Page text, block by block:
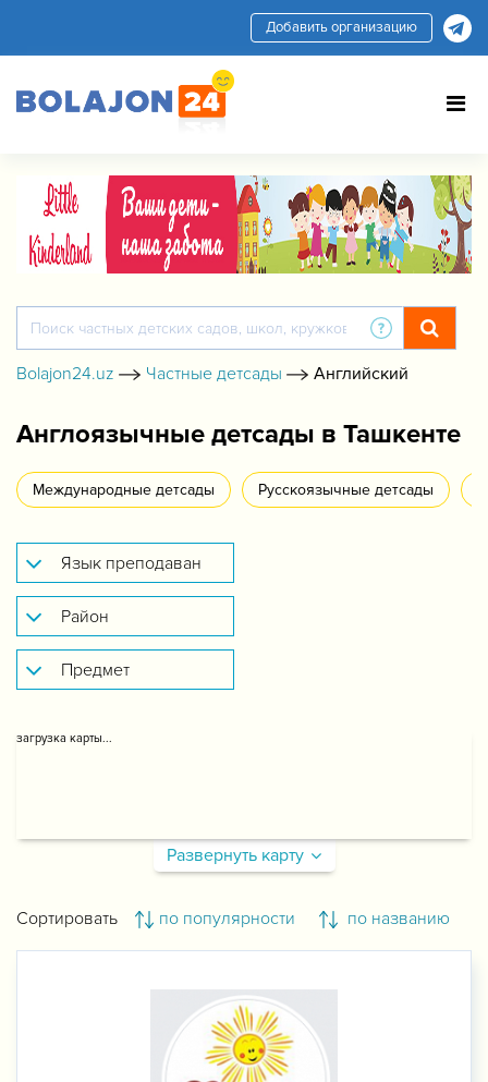
Добавить организацию
Bolajon24.uz Частные детсады Английский
Англоязычные детсады в Ташкенте
Международные детсады Русскоязычные детсады
загрузка карты...
Развернуть карту
Сортировать по популярности по названию